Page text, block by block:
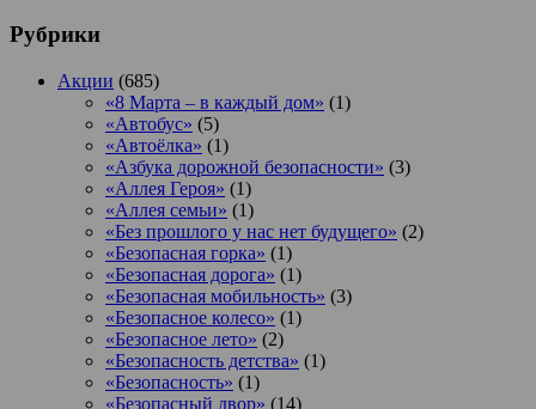
Рубрики
Акции (685)
«8 Марта – в каждый дом» (1)
«Автобус» (5)
«Автоёлка» (1)
«Азбука дорожной безопасности» (3)
«Аллея Героя» (1)
«Аллея семьи» (1)
«Без прошлого у нас нет будущего» (2)
«Безопасная горка» (1)
«Безопасная дорога» (1)
«Безопасная мобильность» (3)
«Безопасное колесо» (1)
«Безопасное лето» (2)
«Безопасность детства» (1)
«Безопасность» (1)
«Безопасный двор» (14)